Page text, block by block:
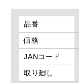
品番
価格
JANコード
取り廻し